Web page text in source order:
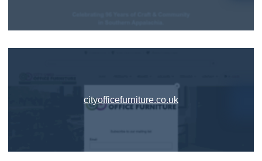
cityofficefurniture.co.uk